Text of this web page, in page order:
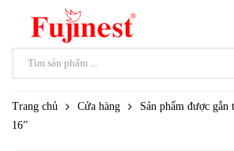
Trang chủ Cửa hàng
Sản phẩm được gắn
16”